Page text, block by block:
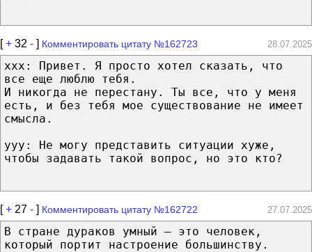
[+ 32 - ] Комментировать цитату №162723 28.07.2025
xxx: Привет. Я просто хотел сказать, что
все еще люблю тебя.
И никогда не перестану. Ты все, что у меня
есть, и без тебя мое существование не имеет
смысла.
yyy: Не могу представить ситуации хуже,
чтобы задавать такой вопрос, но это кто?
[+ 27 - ] Комментировать цитату №162722 27.07.2025
В стране дураков умный — это человек,
который портит настроение большинству.